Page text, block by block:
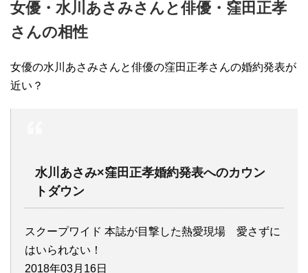
女優・水川あさみさんと俳優・窪田正孝
さんの相性
女優の水川あさみさんと俳優の窪田正孝さんの婚約発表が
近い？
水川あさみ×窪田正孝婚約発表へのカウン
トダウン
スクープワイド 本誌が目撃した熱愛現場 愛さずに
はいられない！
2018年03月16日